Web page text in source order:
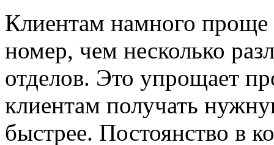
Клиентам намного проще
номер, чем несколько
отделов. Это упрощает
клиентам получать
быстрее. Постоянство в